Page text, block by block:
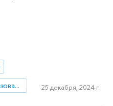
Центр дополнительного образования
25 декабря, 2024 г.